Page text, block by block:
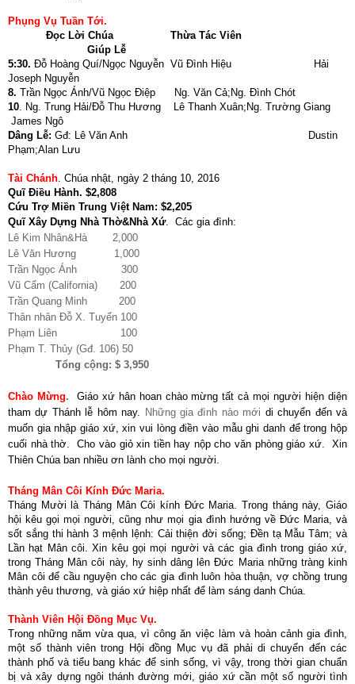
Phụng Vụ Tuần Tới.
Đọc Lời Chúa
Thừa Tác Viên
Giúp Lễ
5:30. Đỗ Hoàng Quí/Ngọc Nguyễn Vũ Đình Hiệu Hải
Joseph Nguyễn
8. Trần Ngọc Ánh/Vũ Ngọc Điệp Ng. Văn Cả;Ng. Đình Chót
10. Ng. Trung Hải/Đỗ Thu Hương Lê Thanh Xuân;Ng. Trường Giang
James Ngô
Dâng Lễ: Gđ: Lê Văn Anh Dustin
Phạm;Alan Lưu
Tài Chánh. Chúa nhật, ngày 2 tháng 10, 2016
Quĩ Điều Hành. $2,808
Cứu Trợ Miền Trung Việt Nam: $2,205
Quĩ Xây Dựng Nhà Thờ&Nhà Xứ. Các gia đình:
Lê Kim Nhân&Hà 2,000
Lê Văn Hương 1,000
Trần Ngọc Ánh 300
Vũ Cẩm (California) 200
Trần Quang Minh 200
Thân nhân Đỗ X. Tuyển 100
Phạm Liên 100
Phạm T. Thủy (Gđ. 106) 50
Tổng cộng: $ 3,950
Chào Mừng. Giáo xứ hân hoan chào mừng tất cả mọi người hiện diện
tham dự Thánh lễ hôm nay. Những gia đình nào mới di chuyển đến và
muốn gia nhập giáo xứ, xin vui lòng điền vào mẫu ghi danh để trong hộp
cuối nhà thờ. Cho vào giỏ xin tiền hay nộp cho văn phòng giáo xứ. Xin
Thiên Chúa ban nhiều ơn lành cho mọi người.
Tháng Mân Côi Kính Đức Maria.
Tháng Mười là Tháng Mân Côi kính Đức Maria. Trong tháng này, Giáo
hội kêu gọi mọi người, cũng như mọi gia đình hướng về Đức Maria, và
sốt sắng thi hành 3 mệnh lệnh: Cải thiện đời sống; Đền tạ Mẫu Tâm; và
Lần hạt Mân côi. Xin kêu gọi mọi người và các gia đình trong giáo xứ,
trong Tháng Mân côi này, hy sinh dâng lên Đức Maria những tràng kinh
Mân côi để cầu nguyện cho các gia đình luôn hòa thuận, vợ chồng trung
thành yêu thương, và giáo xứ hiệp nhất để làm sáng danh Chúa.
Thành Viên Hội Đồng Mục Vụ.
Trong những năm vừa qua, vì công ăn việc làm và hoàn cảnh gia đình,
một số thành viên trong Hội đồng Mục vụ đã phải di chuyển đến các
thành phố và tiểu bang khác để sinh sống, vì vậy, trong thời gian chuẩn
bị và xây dựng ngôi thánh đường mới, giáo xứ cần một số người tình